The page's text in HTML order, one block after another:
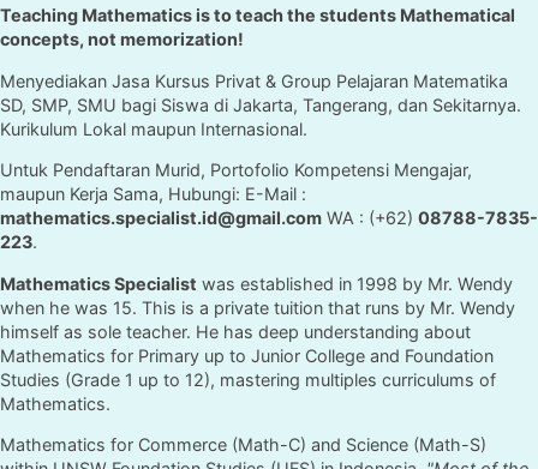
Teaching Mathematics is to teach the students Mathematical
concepts, not memorization!
Menyediakan Jasa Kursus Privat & Group Pelajaran Matematika
SD, SMP, SMU bagi Siswa di Jakarta, Tangerang, dan Sekitarnya.
Kurikulum Lokal maupun Internasional.
Untuk Pendaftaran Murid, Portofolio Kompetensi Mengajar,
maupun Kerja Sama, Hubungi: E-Mail :
mathematics.specialist.id@gmail.com WA : (+62) 08788-7835-
223.
Mathematics Specialist was established in 1998 by Mr. Wendy
when he was 15. This is a private tuition that runs by Mr. Wendy
himself as sole teacher. He has deep understanding about
Mathematics for Primary up to Junior College and Foundation
Studies (Grade 1 up to 12), mastering multiples curriculums of
Mathematics.
Mathematics for Commerce (Math-C) and Science (Math-S)